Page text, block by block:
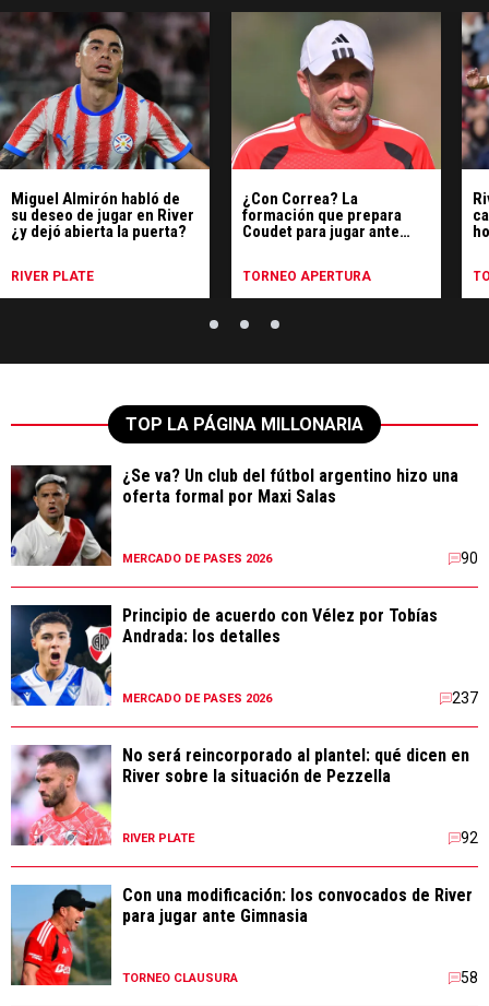
Miguel Almirón habló de
su deseo de jugar en River
¿y dejó abierta la puerta?
RIVER PLATE
¿Con Correa? La
formación que prepara
Coudet para jugar ante
TORNEO APERTURA
TOP LA PÁGINA MILLONARIA
¿Se va? Un club del fútbol argentino hizo una
oferta formal por Maxi Salas
MERCADO DE PASES 2026 90
Principio de acuerdo con Vélez por Tobías
Andrada: los detalles
MERCADO DE PASES 2026 237
No será reincorporado al plantel: qué dicen en
River sobre la situación de Pezzella
RIVER PLATE 92
Con una modificación: los convocados de River
para jugar ante Gimnasia
TORNEO CLAUSURA 58